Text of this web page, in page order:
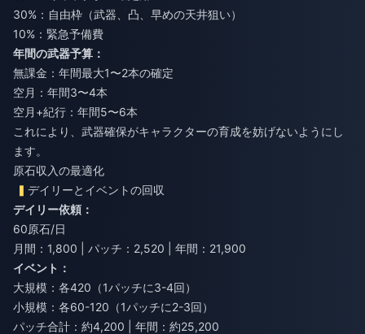
30%：自由枠（武器、凸、早めの天井狙い）
10%：緊急予備費
年間の武器予算：
無課金：年間最大1〜2本の確定
空月：年間3〜4本
空月+紀行：年間5〜6本
これにより、武器確保がキャラクターの育成を妨げないようにし
ます。
原石収入の最適化
デイリーとイベントの回収
デイリー依頼：
60原石/日
月間：1,800 | パッチ：2,520 | 年間：21,900
イベント：
大規模：各420（1パッチに3-4回）
小規模：各60-120（1パッチに2-3回）
パッチ合計：約4,200 | 年間：約25,200